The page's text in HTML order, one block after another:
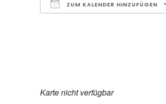
ZUM KALENDER HINZUFÜGEN
Karte nicht verfügbar